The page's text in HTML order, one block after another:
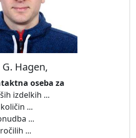
G. Hagen,
oseba za
izdelkih ...
...
...
...